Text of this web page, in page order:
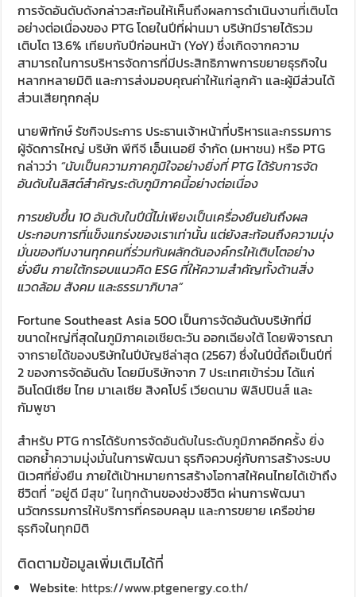
การจัดอันดับดังกล่าวสะท้อนให้เห็นถึงผลการดำเนินงานที่เติบโต
อย่างต่อเนื่องของ PTG โดยในปีที่ผ่านมา บริษัทมีรายได้รวม
เติบโต 13.6% เทียบกับปีก่อนหน้า (YoY) ซึ่งเกิดจากความ
สามารถในการบริหารจัดการที่มีประสิทธิภาพการขยายธุรกิจใน
หลากหลายมิติ และการส่งมอบคุณค่าให้แก่ลูกค้า และผู้มีส่วนได้
ส่วนเสียทุกกลุ่ม
นายพิทักษ์ รัชกิจประการ ประธานเจ้าหน้าที่บริหารและกรรมการ
ผู้จัดการใหญ่ บริษัท พีทีจี เอ็นเนอยี จำกัด (มหาชน) หรือ PTG
กล่าวว่า “นับเป็นความภาคภูมิใจอย่างยิ่งที่PTGได้รับการจัด
อันดับในลิสต์สำคัญระดับภูมิภาคนี้อย่างต่อเนื่อง
การขยับขึ้น 10อันดับในปีนี้ไม่เพียงเป็นเครื่องยืนยันถึงผล
ประกอบการที่แข็งแกร่งของเราเท่านั้น แต่ยังสะท้อนถึงความมุ่ง
มั่นของทีมงานทุกคนที่ร่วมกันผลักดันองค์กรให้เติบโตอย่าง
ยั่งยืน ภายใต้กรอบแนวคิดESGที่ให้ความสำคัญทั้งด้านสิ่ง
แวดล้อม สังคม และธรรมาภิบาล”
Fortune Southeast Asia 500 เป็นการจัดอันดับบริษัทที่มี
ขนาดใหญ่ที่สุดในภูมิภาคเอเชียตะวัน ออกเฉียงใต้ โดยพิจารณา
จากรายได้ของบริษัทในปีบัญชีล่าสุด (2567) ซึ่งในปีนี้ถือเป็นปีที่
2 ของการจัดอันดับ โดยมีบริษัทจาก 7 ประเทศเข้าร่วม ได้แก่
อินโดนีเซีย ไทย มาเลเซีย สิงคโปร์ เวียดนาม ฟิลิปปินส์ และ
กัมพูชา
สำหรับ PTG การได้รับการจัดอันดับในระดับภูมิภาคอีกครั้ง ยิ่ง
ตอกย้ำความมุ่งมั่นในการพัฒนา ธุรกิจควบคู่กับการสร้างระบบ
นิเวศที่ยั่งยืน ภายใต้เป้าหมายการสร้างโอกาสให้คนไทยได้เข้าถึง
ชีวิตที่ “อยู่ดี มีสุข” ในทุกด้านของช่วงชีวิต ผ่านการพัฒนา
นวัตกรรมการให้บริการที่ครอบคลุม และการขยาย เครือข่าย
ธุรกิจในทุกมิติ
ติดตามข้อมูลเพิ่มเติมได้ที่
Website: https://www.ptgenergy.co.th/